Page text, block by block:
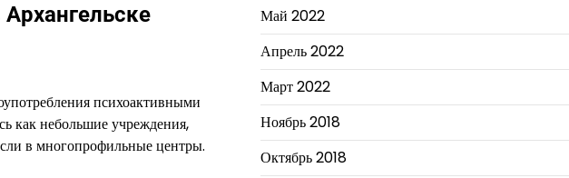
психоактивными
как небольшие учреждения,
в многопрофильные центры.
Май 2022
Апрель 2022
Март 2022
Ноябрь 2018
Октябрь 2018